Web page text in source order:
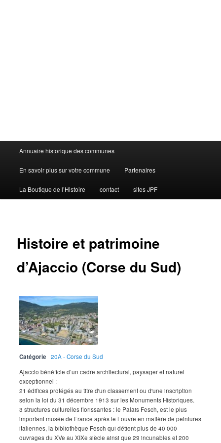
Menu
principal
Annuaire historique des communes
En savoir plus sur votre commune Partenaires
La Boutique de l’Histoire contact sites JPF
Histoire et patrimoine
d’Ajaccio (Corse du Sud)
Catégorie
20A - Corse du Sud
Ajaccio bénéficie d’un cadre architectural, paysager et naturel
exceptionnel :
21 édifices protégés au titre d'un classement ou d'une inscription
selon la loi du 31 décembre 1913 sur les Monuments Historiques.
3 structures culturelles florissantes : le Palais Fesch, est le plus
important musée de France après le Louvre en matière de peintures
italiennes, la bibliothèque Fesch qui détient plus de 40 000
ouvrages du XVe au XIXe siècle ainsi que 29 incunables et 200